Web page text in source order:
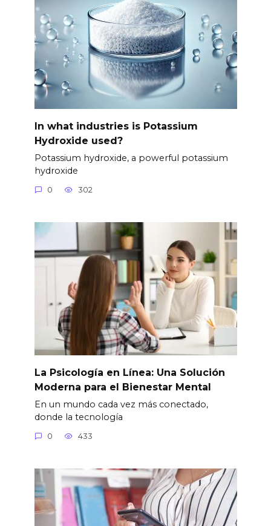
In what industries is Potassium
Hydroxide used?
Potassium hydroxide, a powerful potassium
hydroxide
0 302
La Psicología en Línea: Una Solución
Moderna para el Bienestar Mental
En un mundo cada vez más conectado,
donde la tecnología
0 433